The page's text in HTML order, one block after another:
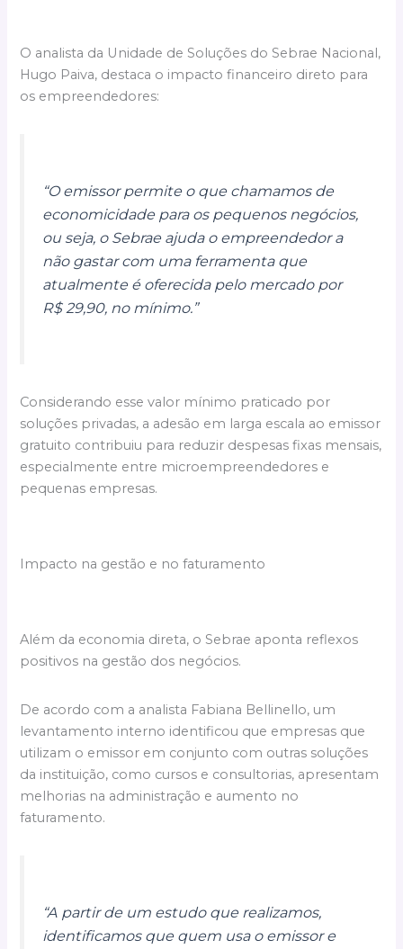
O analista da Unidade de Soluções do Sebrae Nacional,
Hugo Paiva, destaca o impacto financeiro direto para
os empreendedores:
“O emissor permite o que chamamos de
economicidade para os pequenos negócios,
ou seja, o Sebrae ajuda o empreendedor a
não gastar com uma ferramenta que
atualmente é oferecida pelo mercado por
R$ 29,90, no mínimo.”
Considerando esse valor mínimo praticado por
soluções privadas, a adesão em larga escala ao emissor
gratuito contribuiu para reduzir despesas fixas mensais,
especialmente entre microempreendedores e
pequenas empresas.
Impacto na gestão e no faturamento
Além da economia direta, o Sebrae aponta reflexos
positivos na gestão dos negócios.
De acordo com a analista Fabiana Bellinello, um
levantamento interno identificou que empresas que
utilizam o emissor em conjunto com outras soluções
da instituição, como cursos e consultorias, apresentam
melhorias na administração e aumento no
faturamento.
“A partir de um estudo que realizamos,
identificamos que quem usa o emissor e